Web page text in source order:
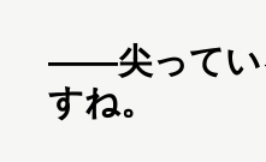
——尖ってい
すね。